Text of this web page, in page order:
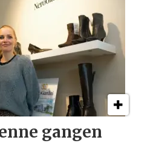
gangen